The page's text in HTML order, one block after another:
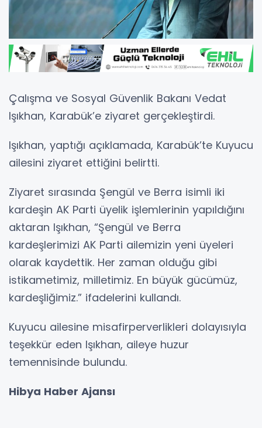
Çalışma ve Sosyal Güvenlik Bakanı Vedat
Işıkhan, Karabük’e ziyaret gerçekleştirdi.
Işıkhan, yaptığı açıklamada, Karabük’te Kuyucu
ailesini ziyaret ettiğini belirtti.
Ziyaret sırasında Şengül ve Berra isimli iki
kardeşin AK Parti üyelik işlemlerinin yapıldığını
aktaran Işıkhan, “Şengül ve Berra
kardeşlerimizi AK Parti ailemizin yeni üyeleri
olarak kaydettik. Her zaman olduğu gibi
istikametimiz, milletimiz. En büyük gücümüz,
kardeşliğimiz.” ifadelerini kullandı.
Kuyucu ailesine misafirperverlikleri dolayısıyla
teşekkür eden Işıkhan, aileye huzur
temennisinde bulundu.
Hibya Haber Ajansı